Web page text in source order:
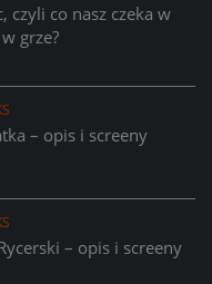
czyli co nasz czeka w
grze?
– opis i screeny
– opis i screeny